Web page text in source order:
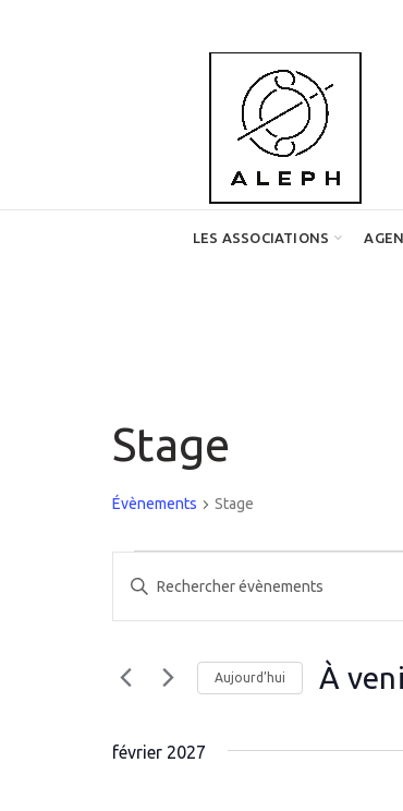
LES ASSOCIATIONS
Stage
Évènements Stage
de
Évènements
Saisir
clé.
Évènements
clé.
Aujourd’hui À
février 2027